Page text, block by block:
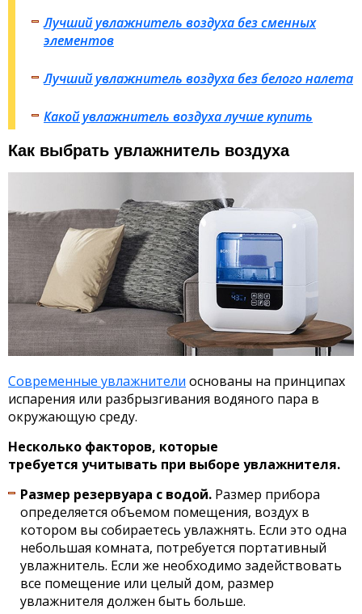
Лучший увлажнитель воздуха без сменных
элементов
Лучший увлажнитель воздуха без белого налета
Какой увлажнитель воздуха лучше купить
Как выбрать увлажнитель воздуха
Современные увлажнители основаны на принципах
испарения или разбрызгивания водяного пара в
окружающую среду.
Несколько факторов, которые
требуется учитывать при выборе увлажнителя.
Размер резервуара с водой. Размер прибора
определяется объемом помещения, воздух в
котором вы собираетесь увлажнять. Если это одна
небольшая комната, потребуется портативный
увлажнитель. Если же необходимо задействовать
все помещение или целый дом, размер
увлажнителя должен быть больше.